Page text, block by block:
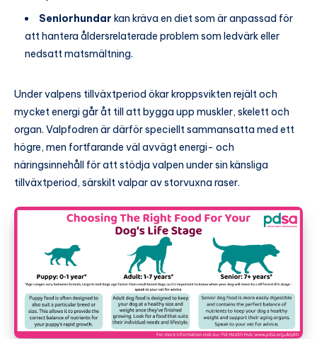
Seniorhundar kan kräva en diet som är anpassad för
att hantera åldersrelaterade problem som ledvärk eller
nedsatt matsmältning.
Under valpens tillväxtperiod ökar kroppsvikten rejält och
mycket energi går åt till att bygga upp muskler, skelett och
organ. Valpfodren är därför speciellt sammansatta med ett
högre, men fortfarande väl avvägt energi- och
näringsinnehåll för att stödja valpen under sin känsliga
tillväxtperiod, särskilt valpar av storvuxna raser.